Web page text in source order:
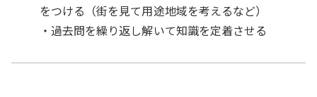
をつける（街を見て用途地域を考えるなど）
・過去問を繰り返し解いて知識を定着させる